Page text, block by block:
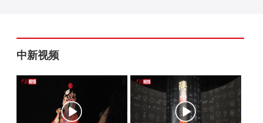
中新视频